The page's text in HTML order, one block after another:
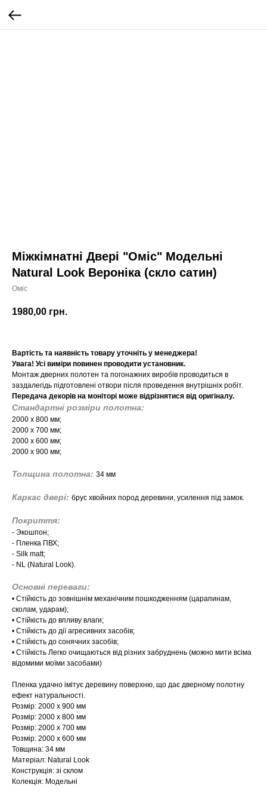
Міжкімнатні Двері "Оміс" Модельні
Natural Look Вероніка (скло сатин)
Оміс
1980,00 грн.
Вартість та наявність товару уточніть у менеджера!
Увага! Усі виміри повинен проводити установник.
Монтаж дверних полотен та погонажних виробів проводиться в
заздалегідь підготовлені отвори після проведення внутрішніх робіт.
Передача декорів на моніторі може відрізнятися від оригіналу.
Стандартні розміри полотна:
2000 х 800 мм;
2000 х 700 мм;
2000 х 600 мм;
2000 х 900 мм;
Толщина полотна: 34 мм
Каркас двері: брус хвойних пород деревини, усилення під замок.
Покриття:
- Экошпон;
- Пленка ПВХ;
- Silk matt;
- NL (Natural Look).
Основні переваги:
​​• Стійкість до зовнішнім механічним пошкодженням (царапинам,
сколам, ударам);
• Стійкість до впливу влаги;
• Стійкість до дії агресивних засобів;
• Стійкість до сонячних засобів;
• Стійкість Легко очищаються від різних забруднень (можно мити всіма
відомими моїми засобами)
Пленка удачно імітує деревину поверхню, що дає дверному полотну
ефект натуральності.
Розмір: 2000 х 900 мм
Розмір: 2000 х 800 мм
Розмір: 2000 х 700 мм
Розмір: 2000 х 600 мм
Товщина: 34 мм
Матеріал: Natural Look
Конструкція: зі склом
Колекція: Модельні